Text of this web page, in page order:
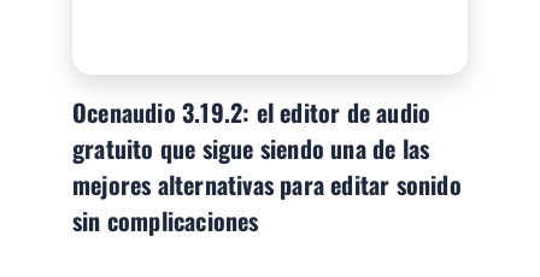
Ocenaudio 3.19.2: el editor de audio
gratuito que sigue siendo una de las
mejores alternativas para editar sonido
sin complicaciones